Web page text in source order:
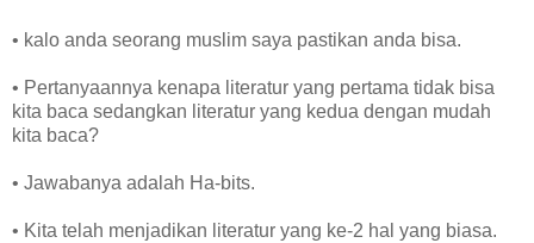
• kalo anda seorang muslim saya pastikan anda bisa.
• Pertanyaannya kenapa literatur yang pertama tidak bisa
kita baca sedangkan literatur yang kedua dengan mudah
kita baca?
• Jawabanya adalah Ha-bits.
• Kita telah menjadikan literatur yang ke-2 hal yang biasa.